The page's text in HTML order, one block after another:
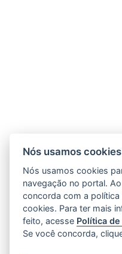
Nós usamos
Nós usamos cookies
navegação no portal.
concorda com a
cookies. Para ter mais
feito, acesse Política
Se você concorda,